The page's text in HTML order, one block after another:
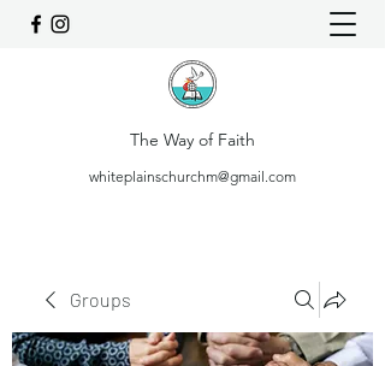
The Way of Faith
whiteplainschurchm@gmail.com
Groups